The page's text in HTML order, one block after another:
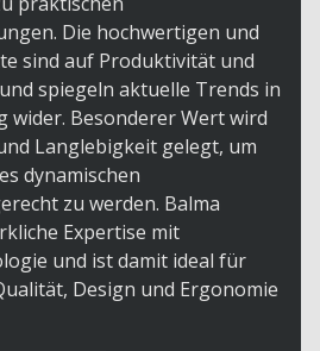
Die hochwertigen und
sind auf Produktivität und
spiegeln aktuelle Trends in
wider. Besonderer Wert wird
Langlebigkeit gelegt, um
dynamischen
zu werden. Balma
Expertise mit
und ist damit ideal für
Design und Ergonomie